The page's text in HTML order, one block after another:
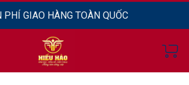
PHÍ GIAO HÀNG TOÀN QUỐC